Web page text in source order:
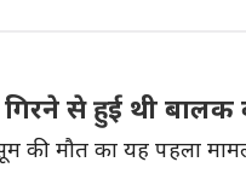
से हुई थी बालक
की मौत का यह पहला